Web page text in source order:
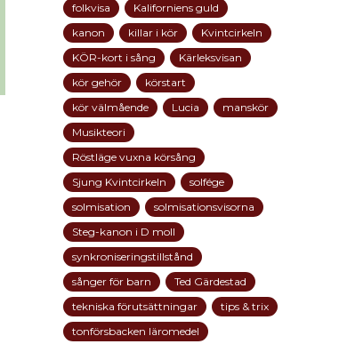
folkvisa
Kaliforniens guld
kanon
killar i kör
Kvintcirkeln
KÖR-kort i sång
Kärleksvisan
kör gehör
körstart
kör välmående
Lucia
manskör
Musikteori
Röstläge vuxna körsång
Sjung Kvintcirkeln
solfége
solmisation
solmisationsvisorna
Steg-kanon i D moll
synkroniseringstillstånd
sånger för barn
Ted Gärdestad
tekniska förutsättningar
tips & trix
tonförsbacken läromedel